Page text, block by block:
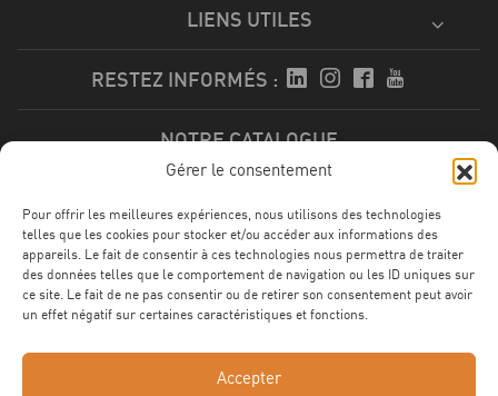
Gérer le consentement
Pour offrir les meilleures expériences, nous utilisons des technologies
telles que les cookies pour stocker et/ou accéder aux informations des
appareils. Le fait de consentir à ces technologies nous permettra de traiter
des données telles que le comportement de navigation ou les ID uniques sur
ce site. Le fait de ne pas consentir ou de retirer son consentement peut avoir
un effet négatif sur certaines caractéristiques et fonctions.
Accepter
LIENS UTILES
RESTEZ INFORMÉS :
NOTRE CATALOGUE
Télécharger
NOS CERTFICATIONS